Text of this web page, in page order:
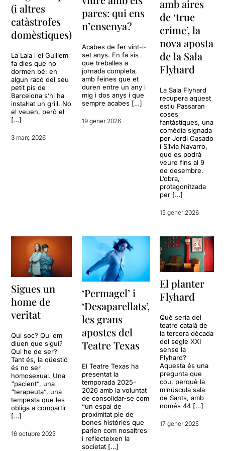
(i altres
catàstrofes
domèstiques)
La Laia i el Guillem
fa dies que no
dormen bé: en
algun racó del seu
petit pis de
Barcelona s’hi ha
instal·lat un grill. No
el veuen, però el
[…]
3 març 2026
pares: qui ens
n’ensenya?
Acabes de fer vint-i-
set anys. En fa sis
que treballes a
jornada completa,
amb feines que et
duren entre un any i
mig i dos anys i que
sempre acabes […]
19 gener 2026
amb aires
de ‘true
crime’, la
nova aposta
de la Sala
Flyhard
La Sala Flyhard
recupera aquest
estiu Passaran
coses
fantàstiques, una
comèdia signada
per Jordi Casado
i Sílvia Navarro,
que es podrà
veure fins al 9
de desembre.
L’obra,
protagonitzada
per […]
15 gener 2026
Sigues un
home de
veritat
Qui soc? Qui em
diuen que sigui?
Qui he de ser?
Tant és, la qüestió
és no ser
homosexual. Una
“pacient”, una
“terapeuta”, una
tempesta que les
obliga a compartir
[…]
16 octubre 2025
‘Permagel’ i
‘Desaparellats’,
les grans
apostes del
Teatre Texas
El Teatre Texas ha
presentat la
temporada 2025-
2026 amb la voluntat
de consolidar-se com
“un espai de
proximitat ple de
bones històries que
parlen com nosaltres
i reflecteixen la
societat […]
El planter
Flyhard
Què seria del
teatre català de
la tercera dècada
del segle XXI
sense la
Flyhard?
Aquesta és una
pregunta que
cou, perquè la
minúscula sala
de Sants, amb
només 44 […]
17 gener 2025